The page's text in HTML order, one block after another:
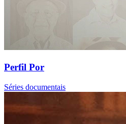
Perfil Por
Séries documentais